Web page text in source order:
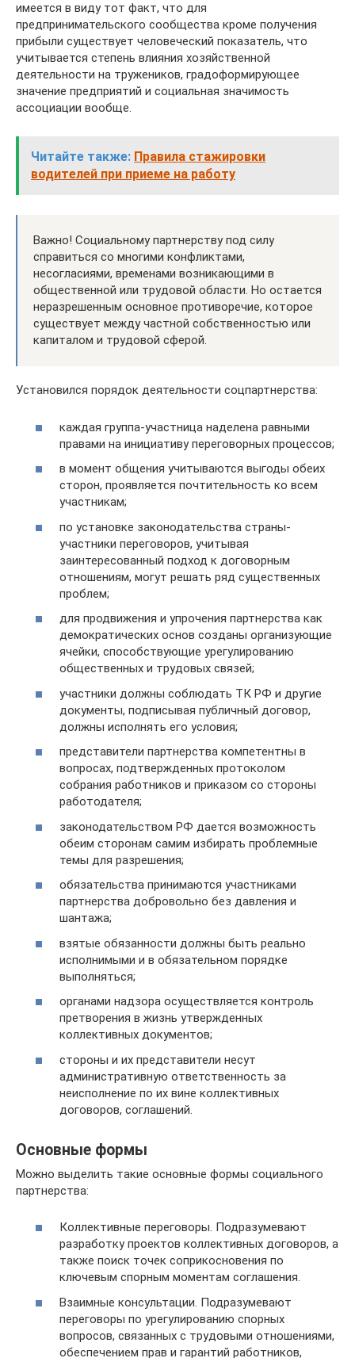
имеется в виду тот факт, что для
предпринимательского сообщества кроме получения
прибыли существует человеческий показатель, что
учитывается степень влияния хозяйственной
деятельности на тружеников, градоформирующее
значение предприятий и социальная значимость
ассоциации вообще.
Читайте также: Правила стажировки
водителей при приеме на работу
Важно! Социальному партнерству под силу
справиться со многими конфликтами,
несогласиями, временами возникающими в
общественной или трудовой области. Но остается
неразрешенным основное противоречие, которое
существует между частной собственностью или
капиталом и трудовой сферой.
Установился порядок деятельности соцпартнерства:
каждая группа-участница наделена равными
правами на инициативу переговорных процессов;
в момент общения учитываются выгоды обеих
сторон, проявляется почтительность ко всем
участникам;
по установке законодательства страны-
участники переговоров, учитывая
заинтересованный подход к договорным
отношениям, могут решать ряд существенных
проблем;
для продвижения и упрочения партнерства как
демократических основ созданы организующие
ячейки, способствующие урегулированию
общественных и трудовых связей;
участники должны соблюдать ТК РФ и другие
документы, подписывая публичный договор,
должны исполнять его условия;
представители партнерства компетентны в
вопросах, подтвержденных протоколом
собрания работников и приказом со стороны
работодателя;
законодательством РФ дается возможность
обеим сторонам самим избирать проблемные
темы для разрешения;
обязательства принимаются участниками
партнерства добровольно без давления и
шантажа;
взятые обязанности должны быть реально
исполнимыми и в обязательном порядке
выполняться;
органами надзора осуществляется контроль
претворения в жизнь утвержденных
коллективных документов;
стороны и их представители несут
административную ответственность за
неисполнение по их вине коллективных
договоров, соглашений.
Основные формы
Можно выделить такие основные формы социального
партнерства:
Коллективные переговоры. Подразумевают
разработку проектов коллективных договоров, а
также поиск точек соприкосновения по
ключевым спорным моментам соглашения.
Взаимные консультации. Подразумевают
переговоры по урегулированию спорных
вопросов, связанных с трудовыми отношениями,
обеспечением прав и гарантий работников,